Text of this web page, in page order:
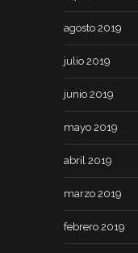
agosto 2019
julio 2019
junio 2019
mayo 2019
abril 2019
marzo 2019
febrero 2019